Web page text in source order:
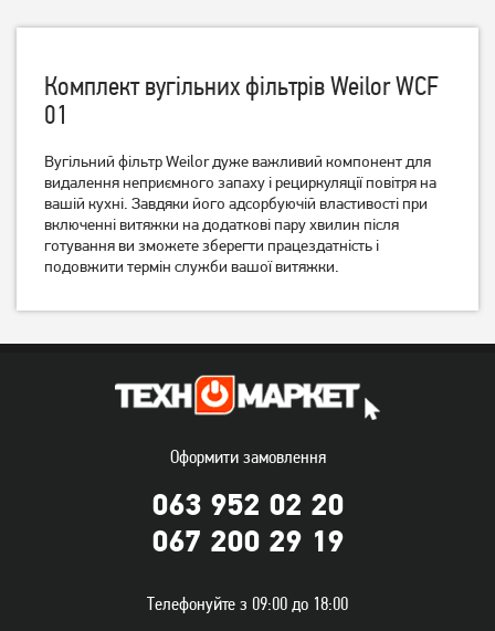
Комплект вугільних
фільтрів Perfelli 0048
352грн
Комплект вугільних
фільтрів Perfelli 0051
610грн
Комплект вугільних
фільтрів Perfelli 0053
Комплект вугільних
фільтрів Perfelli 0069
699 грн
Комплект вугільних фільтрів Weilor WCF
01
Вугільний фільтр Weilor дуже важливий компонент для
видалення неприємного запаху і рециркуляції повітря на
вашій кухні. Завдяки його адсорбуючій властивості при
включенні витяжки на додаткові пару хвилин після
готування ви зможете зберегти працездатність і
подовжити термін служби вашої витяжки.
Оформити замовлення
063 952 02 20
067 200 29 19
Телефонуйте з 09:00 до 18:00